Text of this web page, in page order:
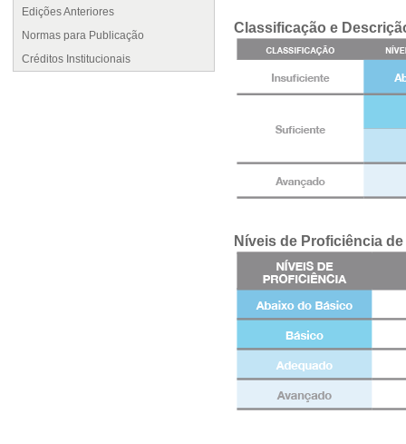
Edições Anteriores
Normas para Publicação
Créditos Institucionais
Classificação e
Níveis de Proficiência